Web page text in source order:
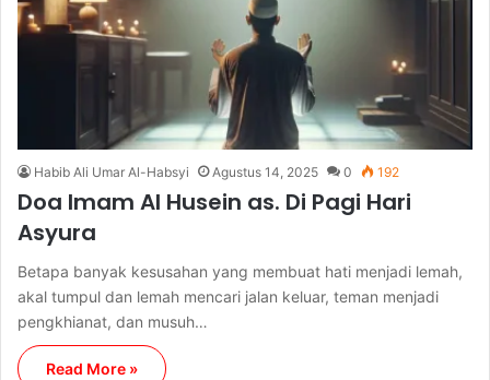
Habib Ali Umar Al-Habsyi Agustus 14, 2025 0 192
Doa Imam Al Husein as. Di Pagi Hari
Asyura
Betapa banyak kesusahan yang membuat hati menjadi lemah,
akal tumpul dan lemah mencari jalan keluar, teman menjadi
pengkhianat, dan musuh…
Read More »